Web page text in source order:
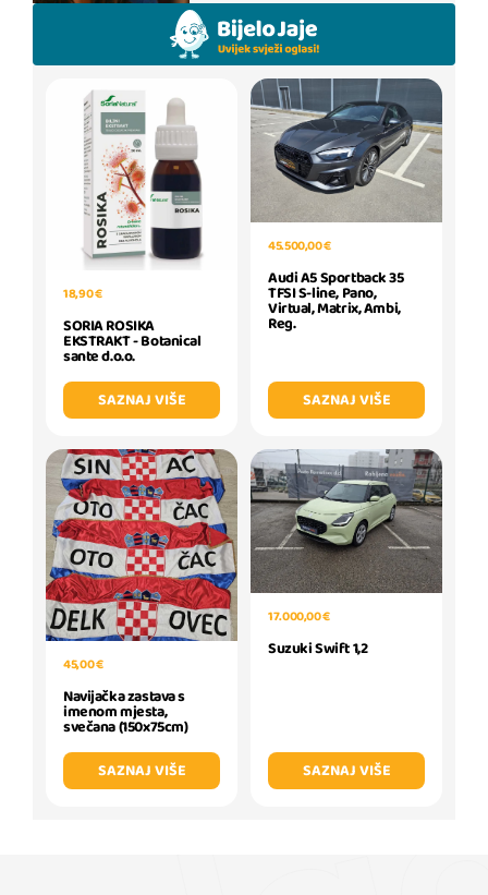
18,90 €
SORIA ROSIKA
EKSTRAKT - Botanical
sante d.o.o.
SAZNAJ VIŠE
45.500,00 €
Audi A5 Sportback 35
TFSI S-line, Pano,
Virtual, Matrix, Ambi,
Reg.
SAZNAJ VIŠE
45,00 €
Navijačka zastava s
imenom mjesta,
svečana (150x75cm)
SAZNAJ VIŠE
17.000,00 €
Suzuki Swift 1,2
SAZNAJ VIŠE